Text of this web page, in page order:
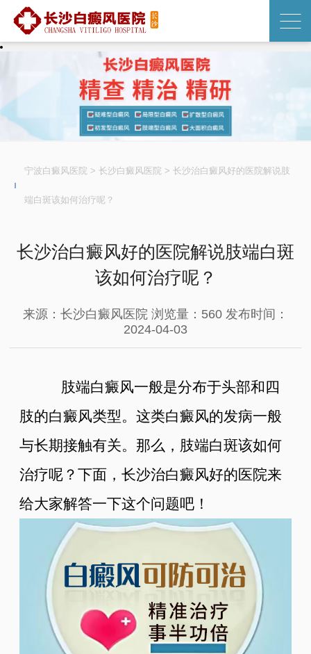
宁波白癜风医院 > 长沙白癜风医院 > 长沙治白癜风好的医院解说肢
端白斑该如何治疗呢？
长沙治白癜风好的医院解说肢端白斑
该如何治疗呢？
来源：长沙白癜风医院 浏览量：560 发布时间：
2024-04-03
肢端白癜风一般是分布于头部和四
肢的白癜风类型。这类白癜风的发病一般
与长期接触有关。那么，肢端白斑该如何
治疗呢？下面，长沙治白癜风好的医院来
给大家解答一下这个问题吧！